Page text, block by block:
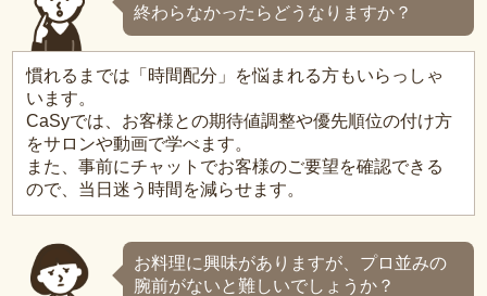
終わらなかったらどうなりますか？
慣れるまでは「時間配分」を悩まれる方もいらっしゃ
います。
CaSyでは、お客様との期待値調整や優先順位の付け方
をサロンや動画で学べます。
また、事前にチャットでお客様のご要望を確認できる
ので、当日迷う時間を減らせます。
お料理に興味がありますが、プロ並みの
腕前がないと難しいでしょうか？